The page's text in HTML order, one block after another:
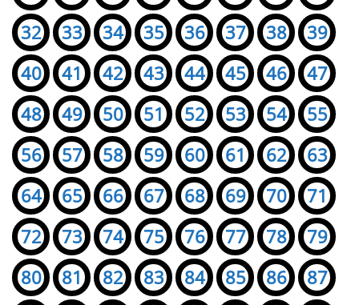
32
33 34 35 36 37 38
39
40
41 42 43 44 45 46
47
48
49 50 51 52 53 54
55
56
57 58 59 60 61 62
63
64
65 66 67 68 69 70
71
72
73 74 75 76 77 78
79
80
81 82 83 84 85 86
87